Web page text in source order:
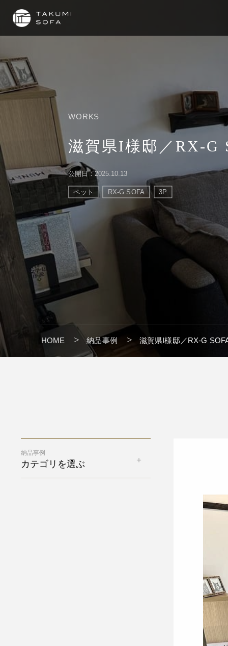
WORKS
滋賀県I様邸／RX-G
公開日：2025.10.13
ペット RX-G SOFA 3P
HOME 納品事例 滋賀県I様邸／RX-G
納品事例
カテゴリを選ぶ